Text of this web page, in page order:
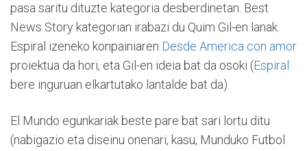
pasa saritu dituzte kategoria desberdinetan. Best
News Story kategorian irabazi du Quim Gil-en lanak.
Espiral izeneko konpainiaren Desde America con amor
proiektua da hori, eta Gil-en ideia bat da osoki (Espiral
bere inguruan elkartutako lantalde bat da).
El Mundo egunkariak beste pare bat sari lortu ditu
(nabigazio eta diseinu onenari, kasu, Munduko Futbol